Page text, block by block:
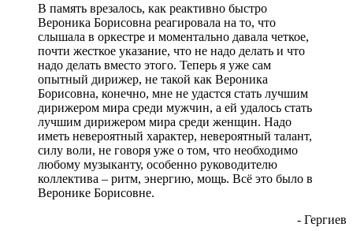
В память врезалось, как реактивно быстро
Вероника Борисовна реагировала на то, что
слышала в оркестре и моментально давала четкое,
почти жесткое указание, что не надо делать и что
надо делать вместо этого. Теперь я уже сам
опытный дирижер, не такой как Вероника
Борисовна, конечно, мне не удастся стать лучшим
дирижером мира среди мужчин, а ей удалось стать
лучшим дирижером мира среди женщин. Надо
иметь невероятный характер, невероятный талант,
силу воли, не говоря уже о том, что необходимо
любому музыканту, особенно руководителю
коллектива – ритм, энергию, мощь. Всё это было в
Веронике Борисовне.
- Гергиев